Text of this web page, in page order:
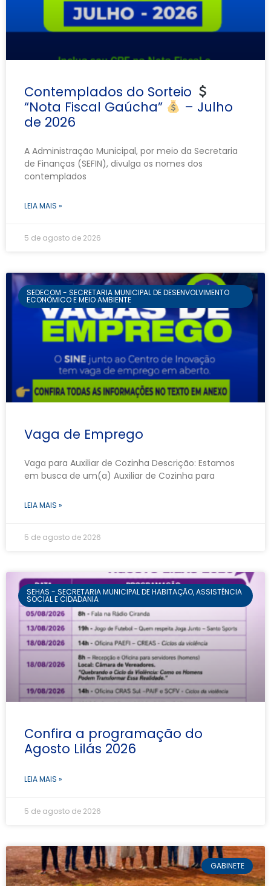
Contemplados do Sorteio
“Nota Fiscal Gaúcha”
– Julho
de 2026
A Administração Municipal, por meio da Secretaria
de Finanças (SEFIN), divulga os nomes dos
contemplados
LEIA MAIS »
5 de agosto de 2026
SEDECOM - SECRETARIA MUNICIPAL DE DESENVOLVIMENTO
ECONÔMICO E MEIO AMBIENTE
Vaga de Emprego
Vaga para Auxiliar de Cozinha Descrição: Estamos
em busca de um(a) Auxiliar de Cozinha para
LEIA MAIS »
5 de agosto de 2026
SEHAS - SECRETARIA MUNICIPAL DE HABITAÇÃO, ASSISTÊNCIA
SOCIAL E CIDADANIA
Confira a programação do
Agosto Lilás 2026
LEIA MAIS »
5 de agosto de 2026
GABINETE